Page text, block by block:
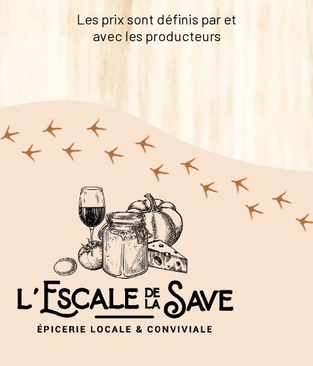
Les prix sont définis par et
avec les producteurs